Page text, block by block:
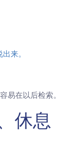
来。
易在以后检索。
休息